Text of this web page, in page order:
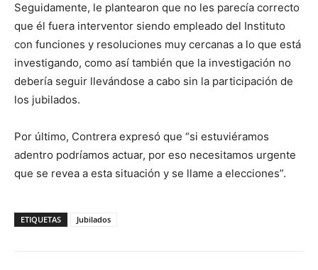
Seguidamente, le plantearon que no les parecía correcto
que él fuera interventor siendo empleado del Instituto
con funciones y resoluciones muy cercanas a lo que está
investigando, como así también que la investigación no
debería seguir llevándose a cabo sin la participación de
los jubilados.
Por último, Contrera expresó que “si estuviéramos
adentro podríamos actuar, por eso necesitamos urgente
que se revea a esta situación y se llame a elecciones”.
ETIQUETAS Jubilados